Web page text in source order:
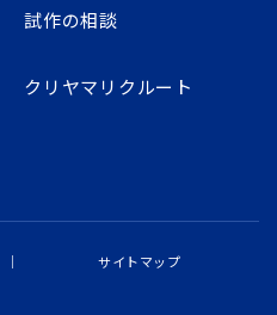
試作の相談
クリヤマリクルート
サイトマップ